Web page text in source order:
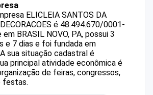
ELICLEIA SANTOS DA
é 48.494.670/0001-
BRASIL NOVO, PA, possui 3
e 7 dias e foi fundada em
A sua situação cadastral é
principal atividade econômica é
de feiras, congressos,
festas.